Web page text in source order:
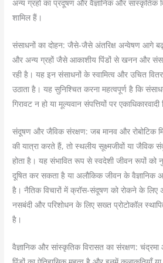
अन्य ग्रहों का प्रदूषण और वैज्ञानिक और सांस्कृतिक
शामिल हैं।
संसाधनों का दोहन: जैसे-जैसे अंतरिक्ष अन्वेषण आगे बढ़
और अन्य ग्रहों जैसे आकाशीय पिंडों से खनन और
रही है। यह इन संसाधनों के स्वामित्व और उचित
उठाता है। यह सुनिश्चित करना महत्वपूर्ण है कि
गिरावट न हो या मूल्यवान संपत्तियों पर
संदूषण और जैविक संरक्षण: जब मानव और रोबोटिक
की यात्रा करते हैं, तो स्थलीय सूक्ष्मजीवों या जैविक
होता है। यह संभावित रूप से स्वदेशी जीवन रूपों को
दूषित कर सकता है या अलौकिक जीवन के
है। नैतिक विचारों में क्रॉस-संदूषण को रोकने के लिए
नसबंदी और परिशोधन के लिए सख्त प्रोटोकॉल
है।
वैज्ञानिक और सांस्कृतिक विरासत का संरक्षण: